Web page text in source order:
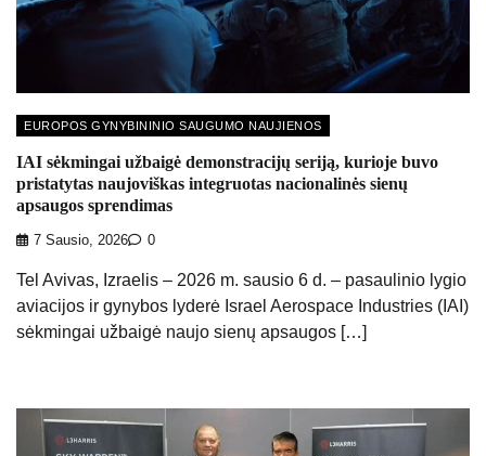
EUROPOS GYNYBININIO SAUGUMO NAUJIENOS
IAI sėkmingai užbaigė demonstracijų seriją, kurioje buvo
pristatytas naujoviškas integruotas nacionalinės sienų
apsaugos sprendimas
7 Sausio, 2026 0
Tel Avivas, Izraelis – 2026 m. sausio 6 d. – pasaulinio lygio
aviacijos ir gynybos lyderė Israel Aerospace Industries (IAI)
sėkmingai užbaigė naujo sienų apsaugos […]